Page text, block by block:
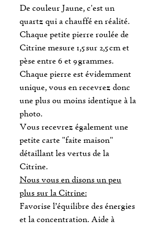
De couleur Jaune, c'est un
quartz qui a chauffé en réalité.
Chaque petite pierre roulée de
Citrine mesure 1,5 sur 2,5 cm et
pèse entre 6 et 9 grammes.
Chaque pierre est évidemment
unique, vous en recevrez donc
une plus ou moins identique à la
photo.
Vous recevrez également une
petite carte "faite maison"
détaillant les vertus de la
Citrine.
Nous vous en disons un peu
plus sur la Citrine:
Favorise l’équilibre des énergies
et la concentration. Aide à